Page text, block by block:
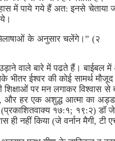
में पाये गये हैं अत: इनसे चेताया
के अनुसार चलेंगे।” (२
वाले बारे में पढते हैं। बाईबल में
ईश्वर की कोई सामर्थ
पर मन लगाकर विश्वास से
और हर एक अशुद्ध आत्मा का
१७:१; १९:२) डॉ जे
ही नहीं किया (जे वर्नान मैगी, टी